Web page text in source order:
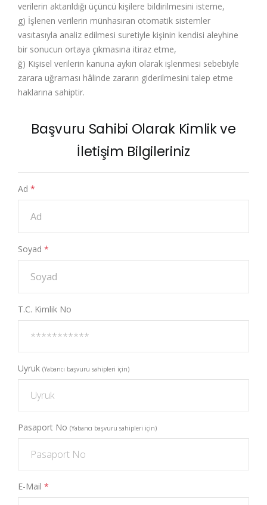
verilerin aktarıldığı üçüncü kişilere bildirilmesini isteme,
g) İşlenen verilerin münhasıran otomatik sistemler
vasıtasıyla analiz edilmesi suretiyle kişinin kendisi aleyhine
bir sonucun ortaya çıkmasına itiraz etme,
ğ) Kişisel verilerin kanuna aykırı olarak işlenmesi sebebiyle
zarara uğraması hâlinde zararın giderilmesini talep etme
haklarına sahiptir.
Başvuru Sahibi Olarak Kimlik ve
İletişim Bilgileriniz
Ad *
Soyad *
T.C. Kimlik No
Uyruk (Yabancı başvuru sahipleri için)
Pasaport No (Yabancı başvuru sahipleri için)
E-Mail *